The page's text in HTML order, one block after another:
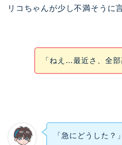
リコちゃんが少し不満そうに
「ねえ…最近さ、全部
「急にどうした？」